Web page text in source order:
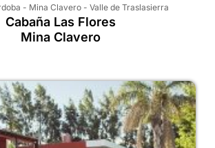
- Mina Clavero - Valle de Traslasierra
Cabaña Las Flores
Mina Clavero